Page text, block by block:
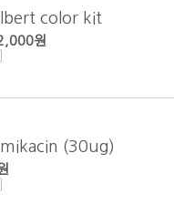
color kit
원
(30ug)